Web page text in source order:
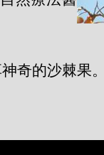
奇的沙棘果